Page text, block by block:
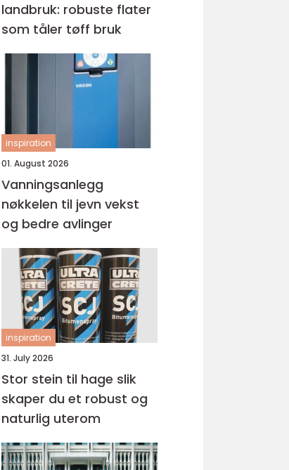
landbruk: robuste flater
som tåler tøff bruk
inspiration
01. August 2026
Vanningsanlegg
nøkkelen til jevn vekst
og bedre avlinger
inspiration
31. July 2026
Stor stein til hage slik
skaper du et robust og
naturlig uterom